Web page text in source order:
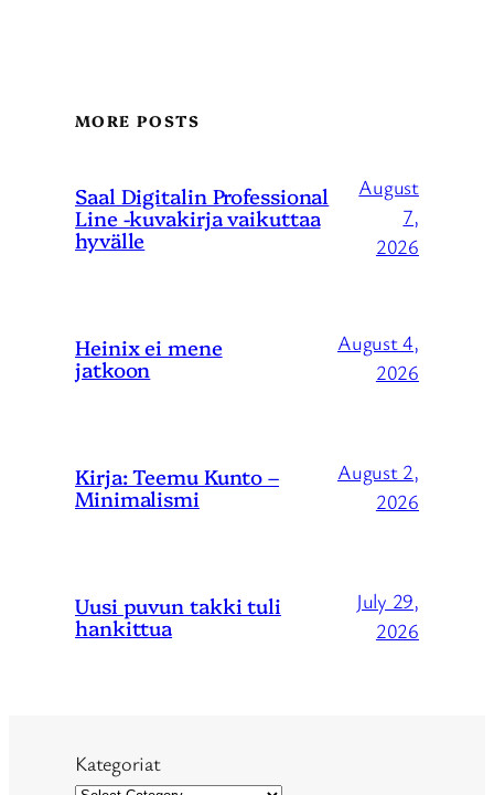
MORE POSTS
Saal Digitalin Professional
Line -kuvakirja vaikuttaa
hyvälle
August
7,
2026
Heinix ei mene
jatkoon
August 4,
2026
Kirja: Teemu Kunto –
Minimalismi
August 2,
2026
Uusi puvun takki tuli
hankittua
July 29,
2026
Kategoriat